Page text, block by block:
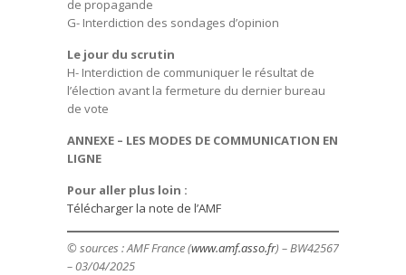
de propagande
G- Interdiction des sondages d’opinion
Le jour du scrutin
H- Interdiction de communiquer le résultat de
l’élection avant la fermeture du dernier bureau
de vote
ANNEXE – LES MODES DE COMMUNICATION EN
LIGNE
Pour aller plus loin :
Télécharger la note de l’AMF
© sources : AMF France (www.amf.asso.fr) – BW42567
– 03/04/2025